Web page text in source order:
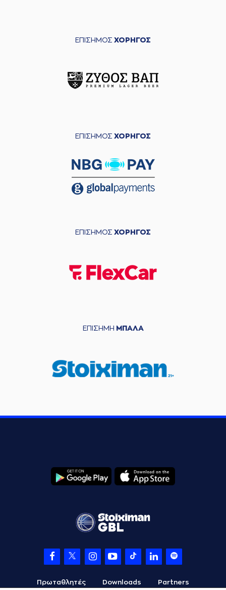
ΕΠΙΣΗΜΟΣ ΧΟΡΗΓΟΣ
ΕΠΙΣΗΜΟΣ ΧΟΡΗΓΟΣ
ΕΠΙΣΗΜΟΣ ΧΟΡΗΓΟΣ
ΕΠΙΣΗΜΗ ΜΠΑΛΑ
Πρωταθλητές Downloads Partners